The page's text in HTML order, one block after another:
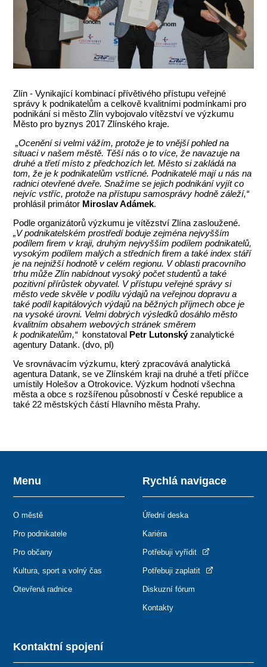
Zlín - Vynikající kombinací přívětivého přístupu veřejné
správy k podnikatelům a celkově kvalitními podmínkami pro
podnikání si město Zlín vybojovalo vítězství ve výzkumu
Město pro byznys 2017 Zlínského kraje.
„Ocenění si velmi vážím, protože je to vnější pohled na
situaci v našem městě. Těší nás o to více, že navazuje na
druhé a třetí místo z předchozích let. Město si zakládá na
tom, že je k podnikatelům vstřícné. Podnikatelé mají u nás na
radnici otevřené dveře. Snažíme se jejich podnikání vyjít co
nejvíc vstříc, protože na přístupu samosprávy hodně záleží,“
prohlásil primátor Miroslav Adámek.
Podle organizátorů výzkumu je vítězství Zlína zasloužené.
„V podnikatelském prostředí boduje zejména nejvyšším
podílem firem v kraji, druhým nejvyšším podílem podnikatelů,
vysokým podílem malých a středních firem a také index stáří
je na nejnižší hodnotě v celém regionu. V oblasti pracovního
trhu může Zlín nabídnout vysoký počet studentů a také
pozitivní přírůstek obyvatel. V přístupu veřejné správy si
město vede skvěle v podílu výdajů na veřejnou dopravu a
také podíl kapitálových výdajů na běžných příjmech obce je
na vysoké úrovni. Velmi dobrých výsledků dosáhlo město
kvalitním obsahem webových stránek směrem
k podnikatelům,“ konstatoval Petr Lutonskýzanalytické
agentury Datank. (dvo, pl)
Ve srovnávacím výzkumu, který zpracovává analytická
agentura Datank, se ve Zlínském kraji na druhé a třetí příčce
umístily Holešov a Otrokovice. Výzkum hodnotí všechna
města a obce s rozšířenou působností v České republice a
také 22 městských částí Hlavního města Prahy.
Kontaktní spojení
Menu
O městě
Pro podnikatele
Pro občany
Kultura, sport a volný čas
Otevřená radnice
Rychlá navigace
Úřední deska
Kariéra
Potřebuji vyřídit
Potřebuji zaplatit
Diskuzní fórum
Kontakty